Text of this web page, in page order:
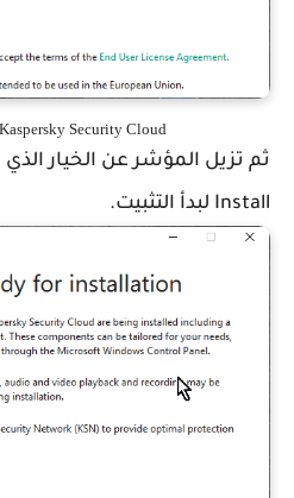
ثم تزيل المؤشر عن الخيار الذي
Install لبدأ التثبيت.